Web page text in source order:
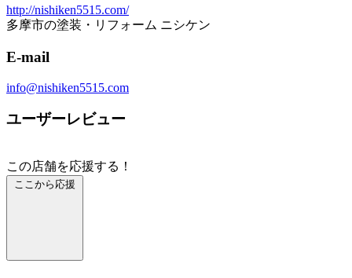
http://nishiken5515.com/
多摩市の塗装・リフォーム ニシケン
E-mail
info@nishiken5515.com
ユーザーレビュー
この店舗を応援する！
ここから応援